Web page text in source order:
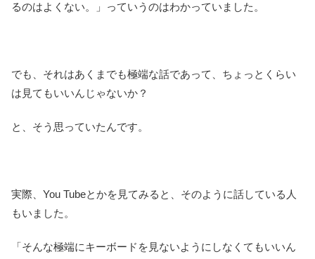
るのはよくない。」っていうのはわかっていました。
でも、それはあくまでも極端な話であって、ちょっとくらい
は見てもいいんじゃないか？
と、そう思っていたんです。
実際、You Tubeとかを見てみると、そのように話している人
もいました。
「そんな極端にキーボードを見ないようにしなくてもいいん